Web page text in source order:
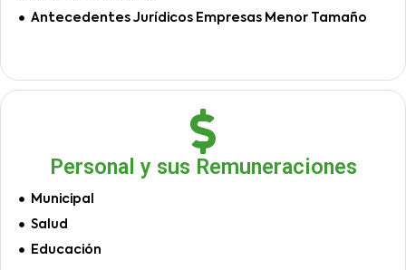
Antecedentes Jurídicos Empresas Menor Tamaño
Personal y sus Remuneraciones
Municipal
Salud
Educación